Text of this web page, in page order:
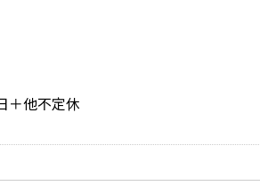
＋他不定休